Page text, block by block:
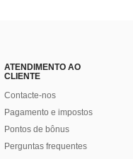
ATENDIMENTO AO
CLIENTE
Contacte-nos
Pagamento e impostos
Pontos de bônus
Perguntas frequentes